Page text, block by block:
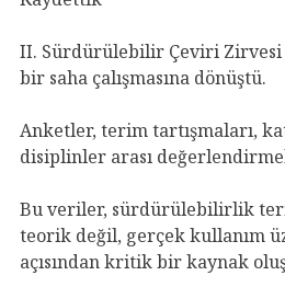
II. Sürdürülebilir Çeviri Zirvesi
bir saha çalışmasına dönüştü.
Anketler, terim tartışmaları,
disiplinler arası
Bu veriler, sürdürülebilirlik
teorik değil, gerçek kullanım
açısından kritik bir kaynak